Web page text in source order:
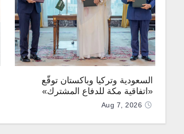
السعودية وتركيا وباكستان توقّع
«اتفاقية مكة للدفاع المشترك»
Aug 7, 2026